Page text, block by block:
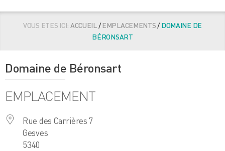
VOUS ETES ICI: ACCUEIL/EMPLACEMENTS/DOMAINE DE
BÉRONSART
Domaine de Béronsart
EMPLACEMENT
Rue des Carrières 7
Gesves
5340